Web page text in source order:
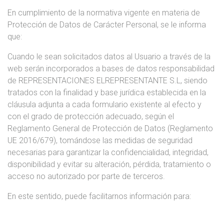
Í
T
I
C
A
D
E
P
R
I
V
A
C
I
D
A
D
En cumplimiento de la normativa vigente en materia de
Protección de Datos de Carácter Personal, se le informa
que:
Cuando le sean solicitados datos al Usuario a través de la
web serán incorporados a bases de datos responsabilidad
de REPRESENTACIONES ELREPRESENTANTE S.L, siendo
tratados con la finalidad y base jurídica establecida en la
cláusula adjunta a cada formulario existente al efecto y
con el grado de protección adecuado, según el
Reglamento General de Protección de Datos (Reglamento
UE 2016/679), tomándose las medidas de seguridad
necesarias para garantizar la confidencialidad, integridad,
disponibilidad y evitar su alteración, pérdida, tratamiento o
acceso no autorizado por parte de terceros.
En este sentido, puede facilitarnos información para: